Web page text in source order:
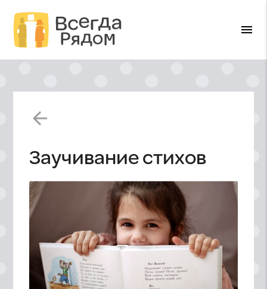
menu
arrow_back
Заучивание стихов